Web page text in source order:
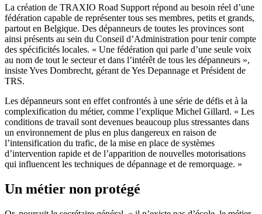
La création de TRAXIO Road Support répond au besoin réel d’une
fédération capable de représenter tous ses membres, petits et grands,
partout en Belgique. Des dépanneurs de toutes les provinces sont
ainsi présents au sein du Conseil d’Administration pour tenir compte
des spécificités locales. « Une fédération qui parle d’une seule voix
au nom de tout le secteur et dans l’intérêt de tous les dépanneurs »,
insiste Yves Dombrecht, gérant de Yes Depannage et Président de
TRS.
Les dépanneurs sont en effet confrontés à une série de défis et à la
complexification du métier, comme l’explique Michel Gillard. « Les
conditions de travail sont devenues beaucoup plus stressantes dans
un environnement de plus en plus dangereux en raison de
l’intensification du trafic, de la mise en place de systèmes
d’intervention rapide et de l’apparition de nouvelles motorisations
qui influencent les techniques de dépannage et de remorquage. »
Un métier non protégé